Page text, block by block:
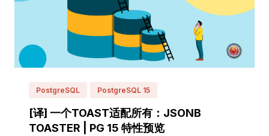
PostgreSQL PostgreSQL 15
[译] 一个TOAST适配所有：JSONB
TOASTER | PG 15 特性预览